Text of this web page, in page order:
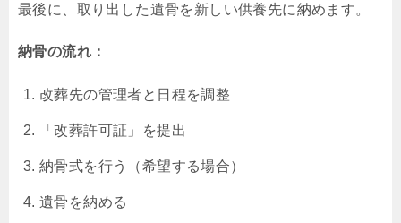
最後に、取り出した遺骨を新しい供養先に納めます。
納骨の流れ：
改葬先の管理者と日程を調整
「改葬許可証」を提出
納骨式を行う（希望する場合）
遺骨を納める